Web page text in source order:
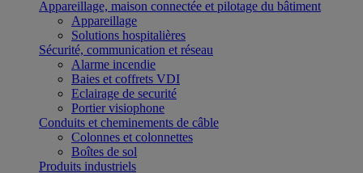
Appareillage, maison connectée et pilotage du bâtiment
Appareillage
Solutions hospitalières
Sécurité, communication et réseau
Alarme incendie
Baies et coffrets VDI
Eclairage de securité
Portier visiophone
Conduits et cheminements de câble
Colonnes et colonnettes
Boîtes de sol
Produits industriels